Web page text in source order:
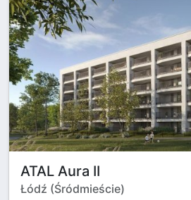
ATAL Aura II
Łódź (Śródmieście)